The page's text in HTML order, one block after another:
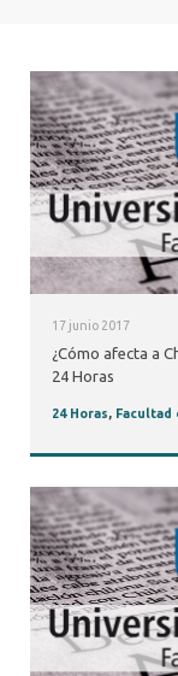
17 junio 2017
¿Cómo afecta a
24 Horas
24 Horas, Facultad